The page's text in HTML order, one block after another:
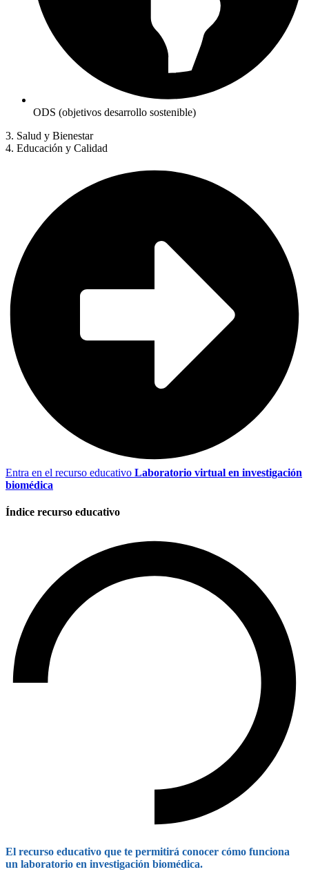
ODS (objetivos desarrollo sostenible)
3. Salud y Bienestar
4. Educación y Calidad
Entra en el recurso educativo Laboratorio virtual en investigación
biomédica
Índice recurso educativo
El recurso educativo que te permitirá conocer cómo funciona
un laboratorio en investigación biomédica.